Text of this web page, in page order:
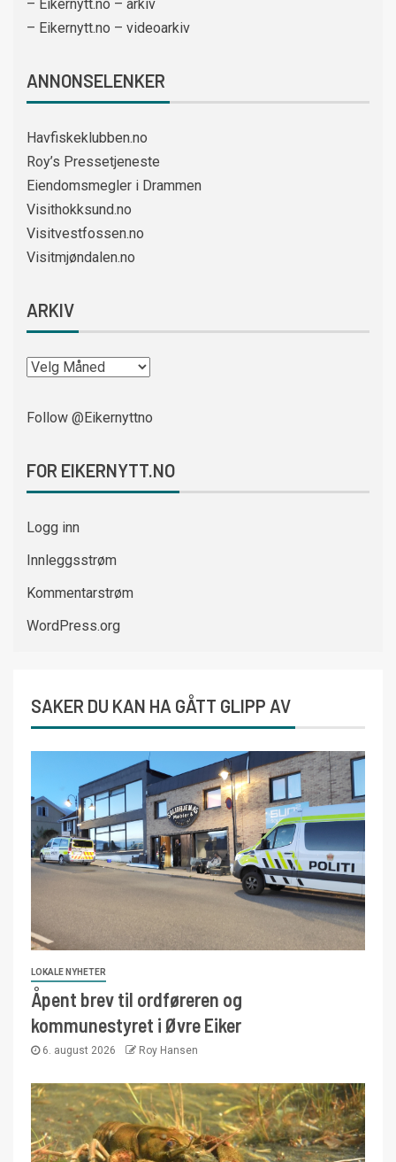
– Eikernytt.no – arkiv
– Eikernytt.no – videoarkiv
ANNONSELENKER
Havfiskeklubben.no
Roy’s Pressetjeneste
Eiendomsmegler i Drammen
Visithokksund.no
Visitvestfossen.no
Visitmjøndalen.no
ARKIV
Follow @Eikernyttno
FOR EIKERNYTT.NO
Logg inn
Innleggsstrøm
Kommentarstrøm
WordPress.org
SAKER DU KAN HA GÅTT GLIPP AV
LOKALE NYHETER
Åpent brev til ordføreren og
kommunestyret i Øvre Eiker
6. august 2026 Roy Hansen